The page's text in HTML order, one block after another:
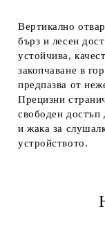
Вертикално
бърз и лесен
устойчива,
закопчаване в
предпазва от
Прецизни
свободен достъп
и жака за
устройството.